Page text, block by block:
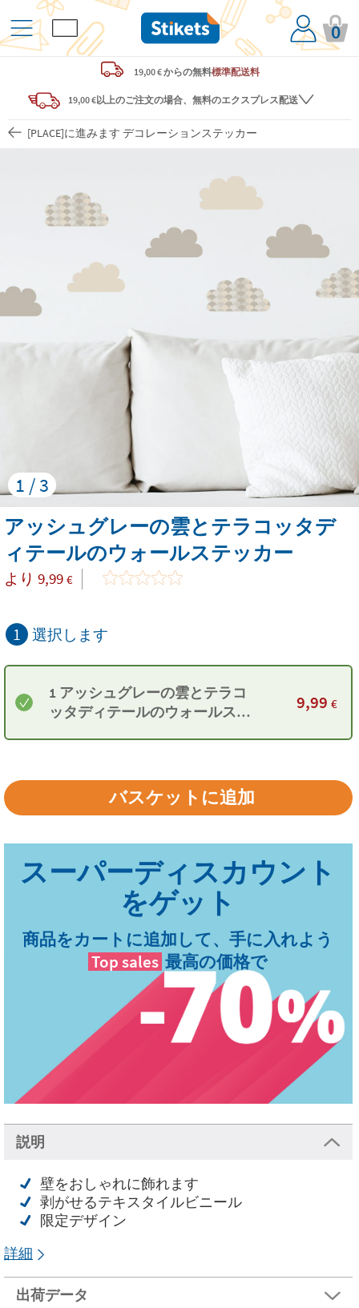
0
19,00 € からの無料標準配送料
19,00 €以上のご注文の場合、無料のエクスプレス配送
[PLACE]に進みます デコレーションステッカー
1 / 3
アッシュグレーの雲とテラコッタデ
ィテールのウォールステッカー
より 9,99 €
1 選択します
1 アッシュグレーの雲とテラコ
ッタディテールのウォールステ
9,99 €
商品をカートに追加して、手に入れよう
Top sales 最高の価格で
説明
壁をおしゃれに飾れます
剥がせるテキスタイルビニール
限定デザイン
詳細
出荷データ